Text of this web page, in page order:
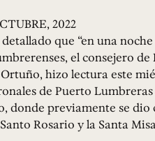
2022
que “en una
el consejero de
hizo lectura este
de Puerto Lumbreras
donde previamente se
Rosario y la Santa